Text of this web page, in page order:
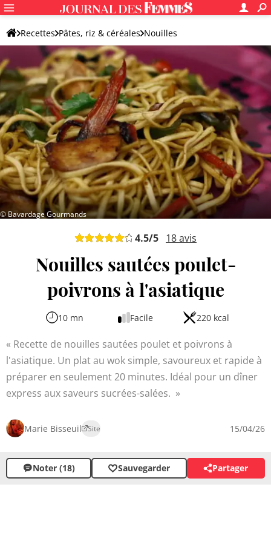
Recettes Pâtes, riz & céréales Nouilles
Autre plat de nouilles
© Bavardage Gourmands
4.5/5 18avis
Nouilles sautées poulet-
poivrons à l'asiatique
10 mn Facile 220 kcal
Recette de nouilles sautées poulet et poivrons à
l'asiatique. Un plat au wok simple, savoureux et rapide à
préparer en seulement 20 minutes. Idéal pour un dîner
express aux saveurs sucrées-salées.
Marie Bisseuil Site 15/04/26
Noter (18) Sauvegarder Partager